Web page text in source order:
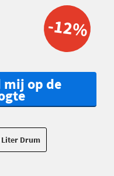
-12%
mij op de
Liter Drum